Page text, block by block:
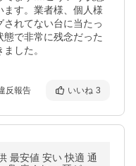
ます。業者様、個人様
れてない台に当たっ
で非常に残念だった
した。
反報告 いいね 3
最安値 安い 快適 通